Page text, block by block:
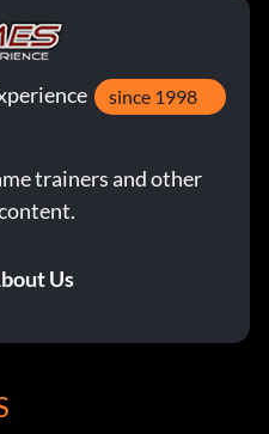
since 1998
trainers and other
Us